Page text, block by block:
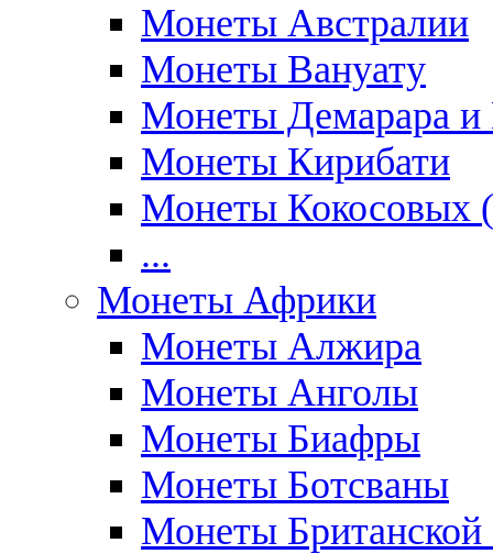
Монеты Австралии
Монеты Вануату
Монеты Демарара и
Монеты Кирибати
Монеты Кокосовых
...
Монеты Африки
Монеты Алжира
Монеты Анголы
Монеты Биафры
Монеты Ботсваны
Монеты